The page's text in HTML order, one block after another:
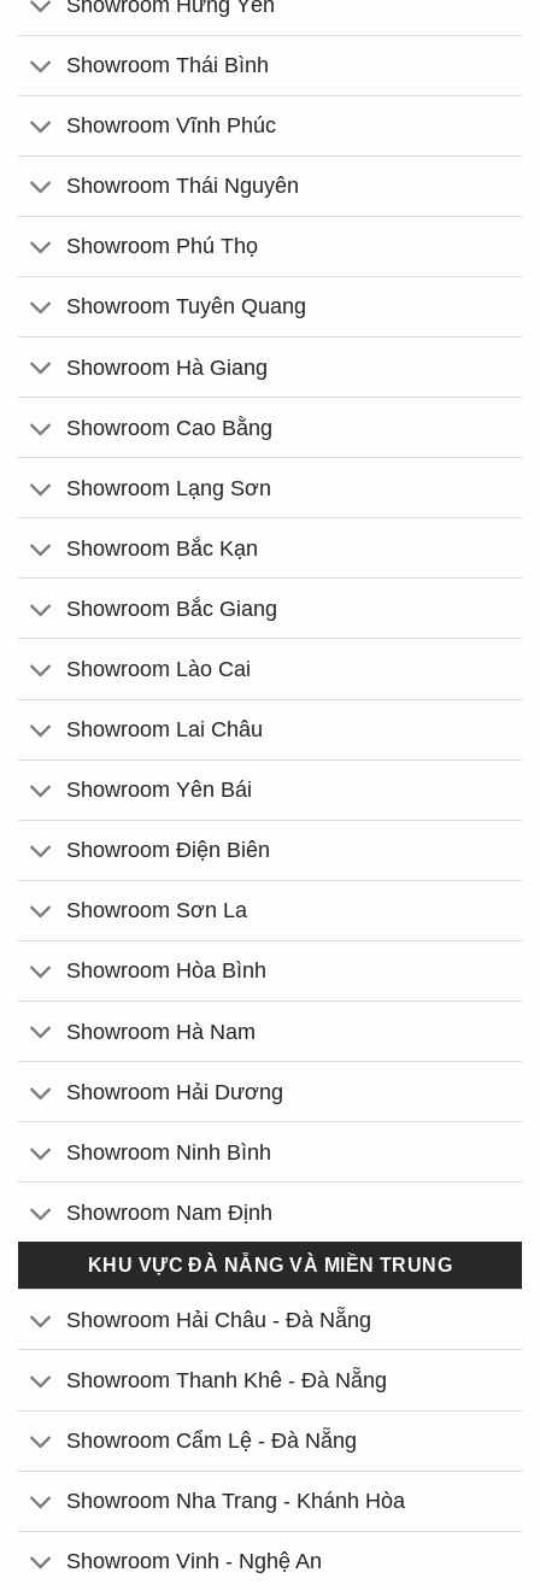
Showroom Thái Bình
Showroom Vĩnh Phúc
Showroom Thái Nguyên
Showroom Phú Thọ
Showroom Tuyên Quang
Showroom Hà Giang
Showroom Cao Bằng
Showroom Lạng Sơn
Showroom Bắc Kạn
Showroom Bắc Giang
Showroom Lào Cai
Showroom Lai Châu
Showroom Yên Bái
Showroom Điện Biên
Showroom Sơn La
Showroom Hòa Bình
Showroom Hà Nam
Showroom Hải Dương
Showroom Ninh Bình
Showroom Nam Định
KHU VỰC ĐÀ NẴNG VÀ MIỀN TRUNG
Showroom Hải Châu - Đà Nẵng
Showroom Thanh Khê - Đà Nẵng
Showroom Cẩm Lệ - Đà Nẵng
Showroom Nha Trang - Khánh Hòa
Showroom Vinh - Nghệ An